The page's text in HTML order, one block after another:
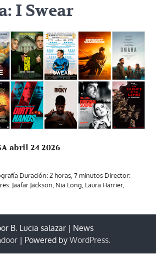
I Swear
abril 24 2026
Duración: 2 horas, 7 minutos Director:
Jaafar Jackson, Nia Long, Laura Harrier,
B. Lucia salazar | News
| Powered by WordPress